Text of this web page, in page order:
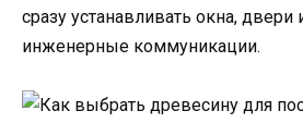
сразу устанавливать окна,
инженерные коммуникации.